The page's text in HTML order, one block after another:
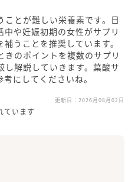
とが難しい栄養素です。日
や妊娠初期の女性がサプリ
うことを推奨しています。
きのポイントを複数のサプリ
し解説していきます。葉酸サ
にしてくださいね。
更新日： 2026月08月02日
ています